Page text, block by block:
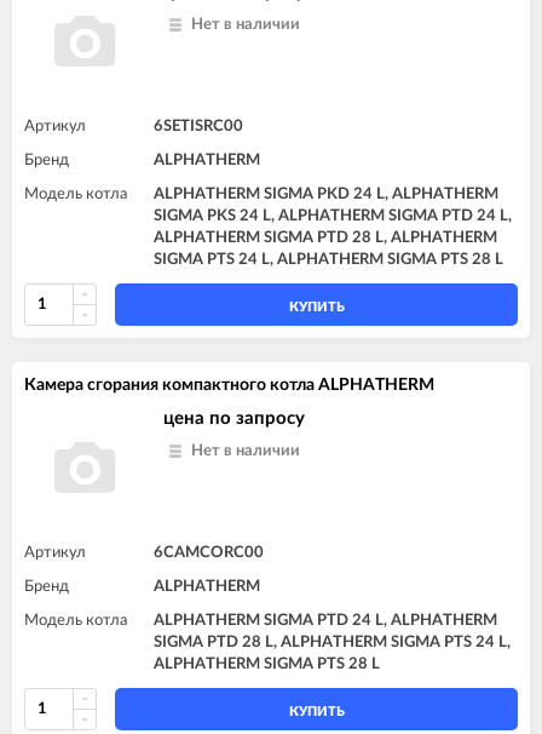
Нет в наличии
Артикул 6SETISRC00
Бренд ALPHATHERM
Модель котла
ALPHATHERM SIGMA PKD 24 L, ALPHATHERM
SIGMA PKS 24 L, ALPHATHERM SIGMA PTD 24 L,
ALPHATHERM SIGMA PTD 28 L, ALPHATHERM
SIGMA PTS 24 L, ALPHATHERM SIGMA PTS 28 L
КУПИТЬ
Камера сгорания компактного котла ALPHATHERM
цена по запросу
Нет в наличии
Артикул 6CAMCORC00
Бренд ALPHATHERM
Модель котла
ALPHATHERM SIGMA PTD 24 L, ALPHATHERM
SIGMA PTD 28 L, ALPHATHERM SIGMA PTS 24 L,
ALPHATHERM SIGMA PTS 28 L
КУПИТЬ